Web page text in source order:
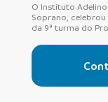
O Instituto
Soprano,
da 9ª turma do